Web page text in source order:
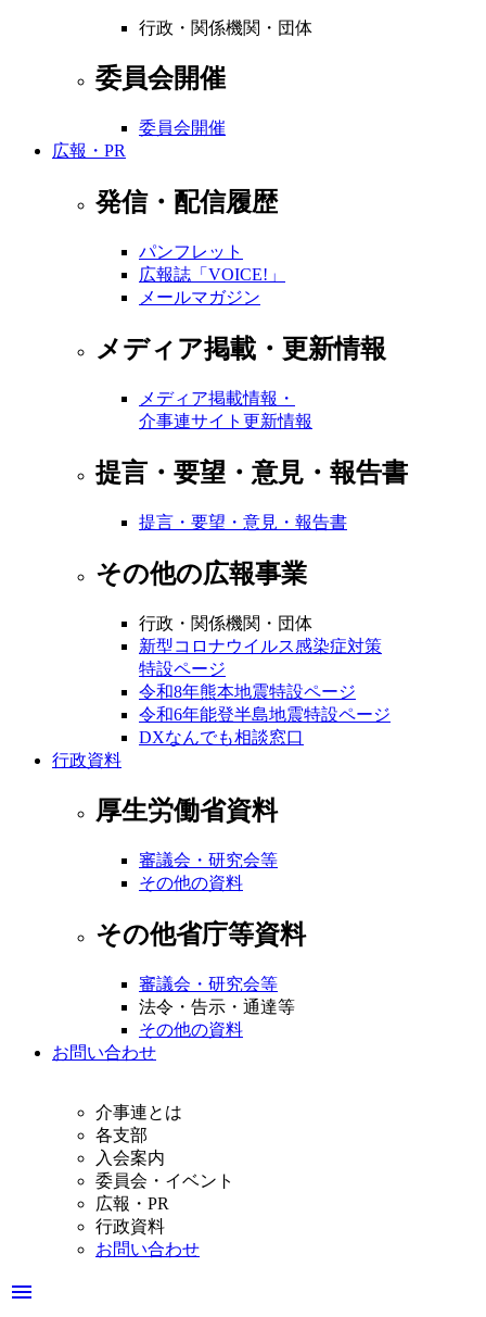
行政・関係機関・団体
委員会開催
委員会開催
広報・PR
発信・配信履歴
パンフレット
広報誌「VOICE!」
メールマガジン
メディア掲載・更新情報
メディア掲載情報・
介事連サイト更新情報
提言・要望・意見・報告書
提言・要望・意見・報告書
その他の広報事業
行政・関係機関・団体
新型コロナウイルス感染症対策
特設ページ
令和8年熊本地震特設ページ
令和6年能登半島地震特設ページ
DXなんでも相談窓口
行政資料
厚生労働省資料
審議会・研究会等
その他の資料
その他省庁等資料
審議会・研究会等
法令・告示・通達等
その他の資料
お問い合わせ
介事連とは
各支部
入会案内
委員会・イベント
広報・PR
行政資料
お問い合わせ
menu